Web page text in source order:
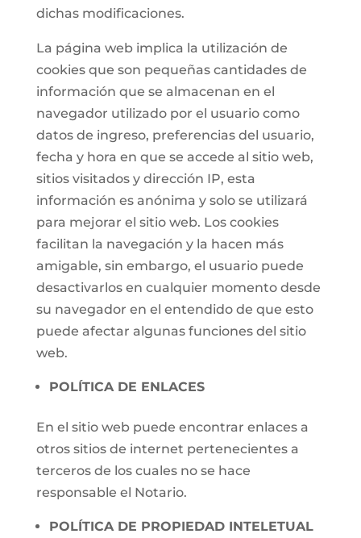
dichas modificaciones.
La página web implica la utilización de
cookies que son pequeñas cantidades de
información que se almacenan en el
navegador utilizado por el usuario como
datos de ingreso, preferencias del usuario,
fecha y hora en que se accede al sitio web,
sitios visitados y dirección IP, esta
información es anónima y solo se utilizará
para mejorar el sitio web. Los cookies
facilitan la navegación y la hacen más
amigable, sin embargo, el usuario puede
desactivarlos en cualquier momento desde
su navegador en el entendido de que esto
puede afectar algunas funciones del sitio
web.
POLÍTICA DE ENLACES
En el sitio web puede encontrar enlaces a
otros sitios de internet pertenecientes a
terceros de los cuales no se hace
responsable el Notario.
POLÍTICA DE PROPIEDAD INTELETUAL